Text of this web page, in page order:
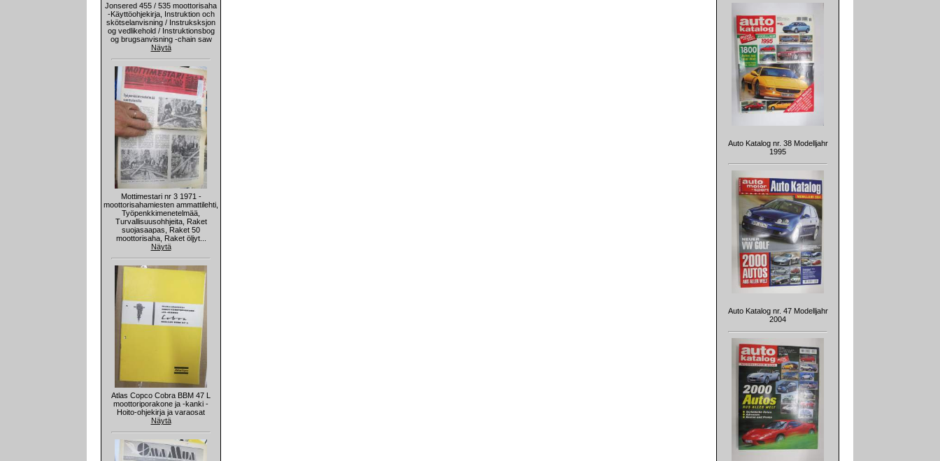
Jonsered 455 / 535 moottorisaha
-Käyttöohjekirja, Instruktion och
skötselanvisning / Instruksksjon
og vedlikehold / Instruktionsbog
og brugsanvisning -chain saw
Näytä
Mottimestari nr 3 1971 -
moottorisahamiesten ammattilehti,
Työpenkkimenetelmää,
Turvallisuusohhjeita, Raket
suojasaapas, Raket 50
moottorisaha, Raket öljyt...
Näytä
Atlas Copco Cobra BBM 47 L
moottoriporakone ja -kanki -
Hoito-ohjekirja ja varaosat
Näytä
Auto Katalog nr. 38 Modelljahr
1995
Auto Katalog nr. 47 Modelljahr
2004